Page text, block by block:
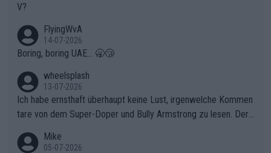
V?
FlyingWvA
14-07-2026
Boring, boring UAE... 🥱😴
wheelsplash
13-07-2026
Ich habe ernsthaft überhaupt keine Lust, irgenwelche Kommen
tare von dem Super-Doper und Bully Armstrong zu lesen. Der
r die gehört nicht in dieses Medium!
Mike
05-07-2026